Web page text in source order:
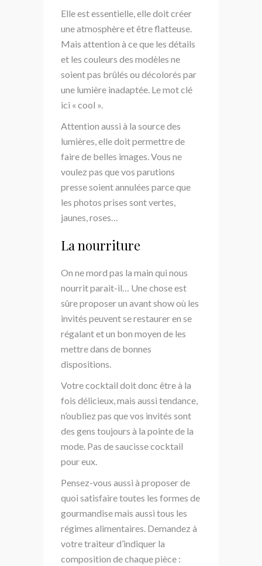
Elle est essentielle, elle doit créer
une atmosphère et être flatteuse.
Mais attention à ce que les détails
et les couleurs des modèles ne
soient pas brûlés ou décolorés par
une lumière inadaptée. Le mot clé
ici « cool ».
Attention aussi à la source des
lumières, elle doit permettre de
faire de belles images. Vous ne
voulez pas que vos parutions
presse soient annulées parce que
les photos prises sont vertes,
jaunes, roses…
La nourriture
On ne mord pas la main qui nous
nourrit parait-il… Une chose est
sûre proposer un avant show où les
invités peuvent se restaurer en se
régalant et un bon moyen de les
mettre dans de bonnes
dispositions.
Votre cocktail doit donc être à la
fois délicieux, mais aussi tendance,
n’oubliez pas que vos invités sont
des gens toujours à la pointe de la
mode. Pas de saucisse cocktail
pour eux.
Pensez-vous aussi à proposer de
quoi satisfaire toutes les formes de
gourmandise mais aussi tous les
régimes alimentaires. Demandez à
votre traiteur d’indiquer la
composition de chaque pièce :